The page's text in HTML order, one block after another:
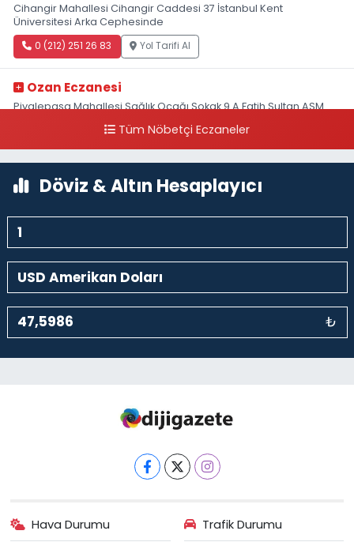
Cihangir Mahallesi Cihangir Caddesi 37 İstanbul Kent
Üniversitesi Arka Cephesinde
0 (212) 251 26 83 Yol Tarifi Al
Ozan Eczanesi
Piyalepaşa Mahallesi Sağlık Ocağı Sokak 9 A Fatih Sultan ASM
Tüm Nöbetçi Eczaneler
Döviz & Altın Hesaplayıcı
₺
Hava Durumu Trafik Durumu